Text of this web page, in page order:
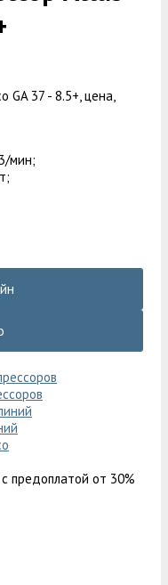
мин;
предоплатой от 30%